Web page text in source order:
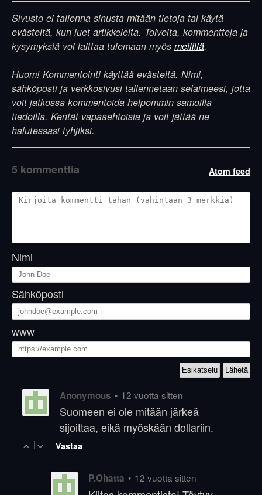
Sivusto ei tallenna sinusta mitään tietoja tai käytä
evästeitä, kun luet artikkeleita. Toiveita, kommentteja ja
kysymyksiä voi laittaa tulemaan myös meilillä.
Huom! Kommentointi käyttää evästeitä. Nimi,
sähköposti ja verkkosivusi tallennetaan selaimeesi, jotta
voit jatkossa kommentoida helpommin samoilla
tiedoilla. Kentät vapaaehtoisia ja voit jättää ne
halutessasi tyhjiksi.
Atom feed
5 kommenttia
Nimi
Sähköposti
www
Anonymous • 12 vuotta sitten
Suomeen ei ole mitään järkeä
sijoittaa, eikä myöskään dollariin.
| Vastaa
P.Ohatta • 12 vuotta sitten